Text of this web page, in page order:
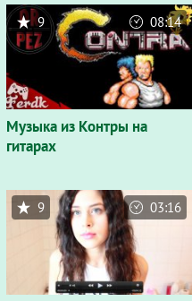
Музыка из Контры на
гитарах
9 08:14
9 03:16